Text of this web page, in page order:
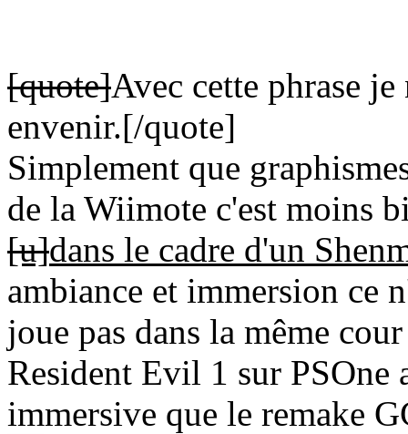
[quote]Avec cette phrase
envenir.[/quote]
Simplement que
de la Wiimote c'est moins
[u]dans le cadre d'un
ambiance et immersion ce
joue pas dans la même
Resident Evil 1 sur PSOne
immersive que le remake